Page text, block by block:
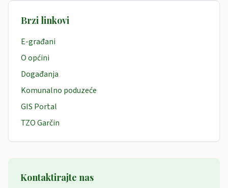
Brzi linkovi
E-građani
O općini
Događanja
Komunalno poduzeće
GIS Portal
TZO Garčin
Kontaktirajte nas